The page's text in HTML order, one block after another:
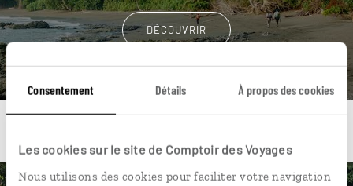
Consentement Détails À propos des cookies
Les cookies sur le site de Comptoir des Voyages
Nous utilisons des cookies pour faciliter votre navigation
DÉCOUVRIR